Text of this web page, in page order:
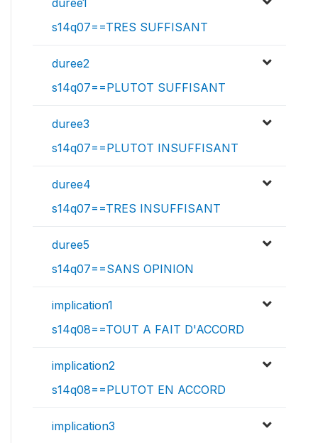
duree1
s14q07==TRES SUFFISANT
duree2
s14q07==PLUTOT SUFFISANT
duree3
s14q07==PLUTOT INSUFFISANT
duree4
s14q07==TRES INSUFFISANT
duree5
s14q07==SANS OPINION
implication1
s14q08==TOUT A FAIT D'ACCORD
implication2
s14q08==PLUTOT EN ACCORD
implication3